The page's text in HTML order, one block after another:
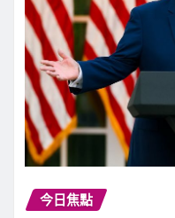
今日焦點